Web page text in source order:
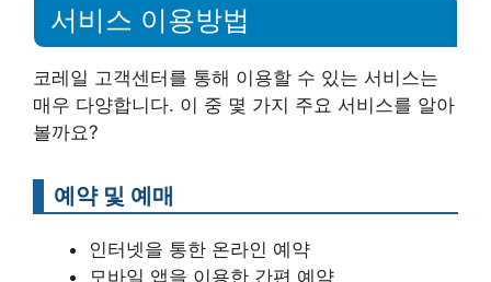
서비스 이용방법
코레일 고객센터를 통해 이용할 수 있는 서비스는
매우 다양합니다. 이 중 몇 가지 주요 서비스를 알아
볼까요?
예약 및 예매
인터넷을 통한 온라인 예약
모바일 앱을 이용한 간편 예약